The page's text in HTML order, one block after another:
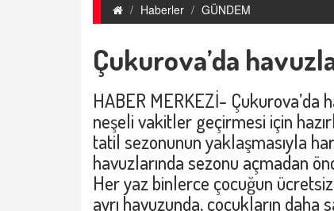
Haberler GÜNDEM
Çukurova’da
HABER MERKEZİ-
neşeli vakitler geçirmesi için
tatil sezonunun yaklaşmasıyla
havuzlarında sezonu açmadan
Her yaz binlerce çocuğun
ayrı havuzunda, çocukların daha